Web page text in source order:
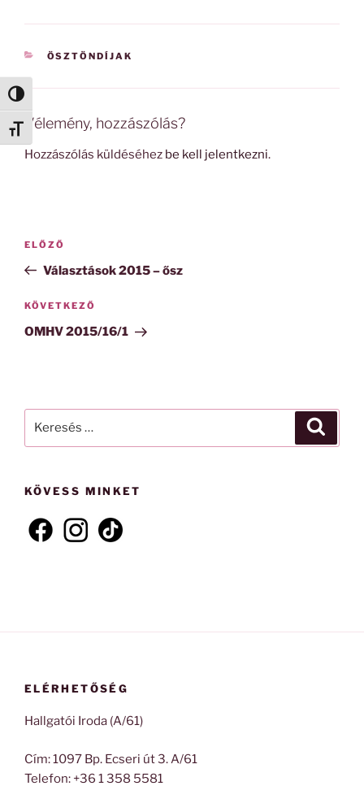
Nagy kontraszt váltása
Betűméret váltása
KATEGÓRIÁK
ÖSZTÖNDÍJAK
Vélemény, hozzászólás?
Hozzászólás küldéséhez be kell jelentkezni.
Bejegyzés
Korábbi
bejegyzés
ELŐZŐ
Választások 2015 – ősz
Következő
bejegyzés
KÖVETKEZŐ
OMHV 2015/16/1
KÖVESS MINKET
ELÉRHETŐSÉG
Hallgatói Iroda (A/61)
Cím: 1097 Bp. Ecseri út 3. A/61
Telefon: +36 1 358 5581